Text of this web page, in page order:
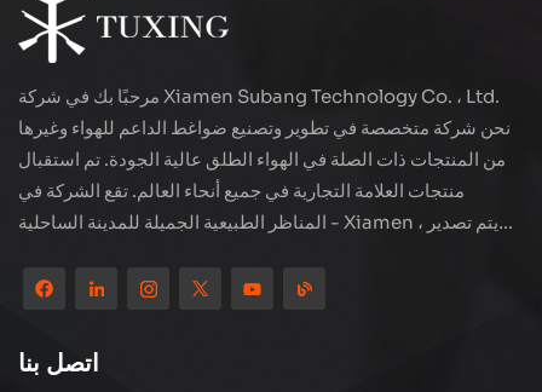
مرحبًا بك في شركة Xiamen Subang Technology Co. ، Ltd.
نحن شركة متخصصة في تطوير وتصنيع ضواغط الداعم للهواء وغيرها
من المنتجات ذات الصلة في الهواء الطلق عالية الجودة. تم استقبال
منتجات العلامة التجارية في جميع أنحاء العالم. تقع الشركة في
المناظر الطبيعية الجميلة للمدينة الساحلية - Xiamen ، يتم تصدير
دولية واسعة. لدى Subang Technology فريق مبيعات محترف
ونظام خدمة فعال بعد البيع ، نحن نستكشف دائمًا ودراسة كيفية ترقية
منتجاتنا باستمرار من خلال الابتكار لتلبية الاحتياجات المتزايدة للعملاء.
التركيز الأساسي للشركة على إنتاج وتصنيع الضواغط عالية الضغط ،
اتصل بنا